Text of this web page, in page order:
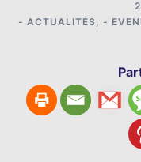
- ACTUALITÉS , -